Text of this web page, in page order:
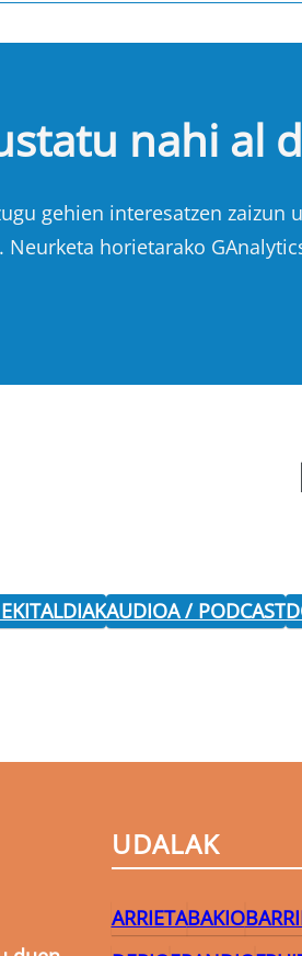
nahi al
gehien interesatzen
horietarako
AUDIOA / PODCAST
UDALAK
ARRIETABAKIO